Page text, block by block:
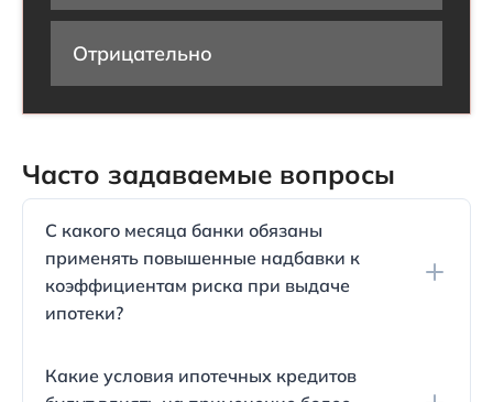
Отрицательно
Часто задаваемые вопросы
С какого месяца банки обязаны
применять повышенные надбавки к
коэффициентам риска при выдаче
ипотеки?
повышенные надбавки с 1 октября. Это связано с
Какие условия ипотечных кредитов